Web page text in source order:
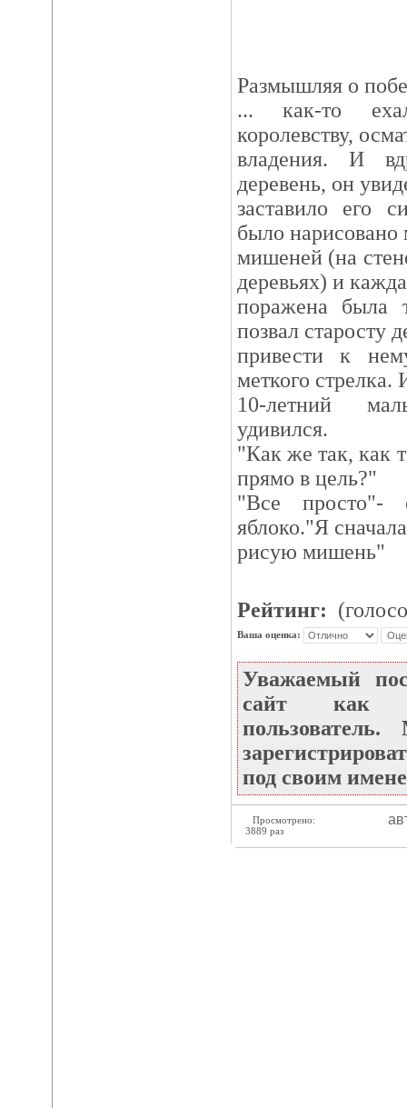
Размышляя о
... как-то
королевству,
владения. И
деревень, он
заставило его
было нарисовано
мишеней (на
деревьях) и
поражена была
позвал старосту
привести к
меткого стрелка.
10-летний
удивился.
"Как же так, как
прямо в цель?"
"Все просто"-
яблоко."Я
рисую мишень"
Рейтинг:
Ваша оценка:
Уважаемый
сайт как
под своим
Просмотрено:
3889 раз